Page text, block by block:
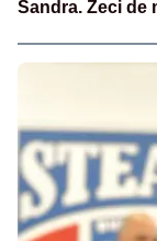
Sandra. Zeci de